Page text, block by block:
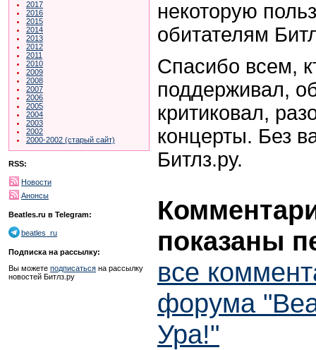
2017
2016
2015
2014
2013
2012
2011
2010
2009
2008
2007
2006
2005
2004
2003
2002
2000-2002 (старый сайт)
RSS:
Новости
Анонсы
Beatles.ru в Telegram:
beatles_ru
Подписка на рассылку:
Вы можете подписаться на рассылку
новостей Битлз.ру
некоторую
обитателям
Спасибо всем,
поддерживал,
критиковал,
концерты. Без
Битлз.ру.
показаны
все
форума
Ура!"